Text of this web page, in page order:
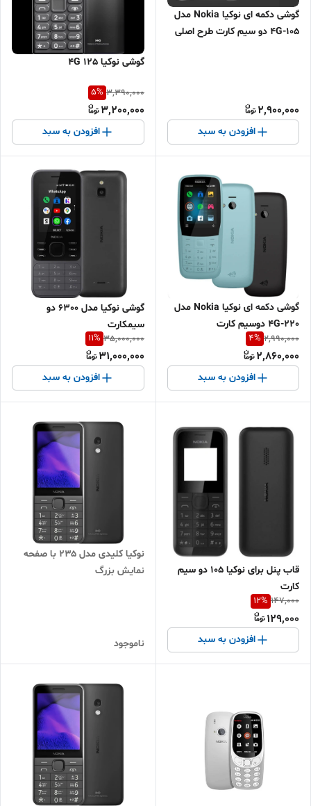
گوشی دکمه ای نوکیا Nokia مدل
105-4G دو سیم کارت طرح اصلی
2,900,000
افزودن به سبد
گوشی نوکیا 125 4G
3,390,000
5%
3,200,000
افزودن به سبد
گوشی دکمه ای نوکیا Nokia مدل
220-4G دو‌سیم کارت
2,990,000
4%
2,860,000
افزودن به سبد
گوشی نوکیا مدل 6300 دو
سیمکارت
35,000,000
11%
31,000,000
افزودن به سبد
قاب پنل برای نوکیا 105 دو سیم
کارت
147,000
12%
129,000
افزودن به سبد
نوکیا کلیدی مدل ۲۳۵ با صفحه
نمایش بزرگ
ناموجود